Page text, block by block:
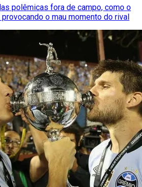
polêmicas fora de campo, como o
o mau momento do rival